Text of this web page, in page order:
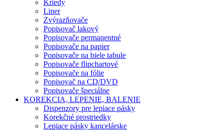
Kriedy
Liner
Zvýrazňovače
Popisovač lakový
Popisovače permanentné
Popisovače na papier
Popisovače na biele tabule
Popisovače flipchartové
Popisovače na fólie
Popisovač na CD/DVD
Popisovače špeciálne
KOREKCIA, LEPENIE, BALENIE
Dispenzory pre lepiace pásky
Korekčné prostriedky
Lepiace pásky kancelárske